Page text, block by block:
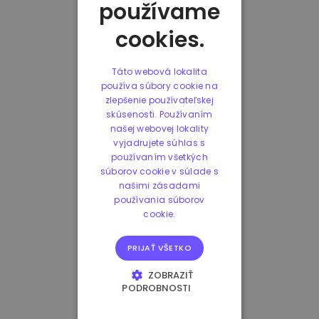
používame
cookies.
Táto webová lokalita
používa súbory cookie na
zlepšenie používateľskej
skúsenosti. Používaním
našej webovej lokality
vyjadrujete súhlas s
používaním všetkých
súborov cookie v súlade s
našimi zásadami
používania súborov
cookie.
PRIJAŤ VŠETKO
ZOBRAZIŤ
PODROBNOSTI